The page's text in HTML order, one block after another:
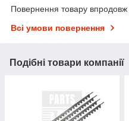
Повернення товару впродовж
Всі умови повернення
Подібні товари компанії